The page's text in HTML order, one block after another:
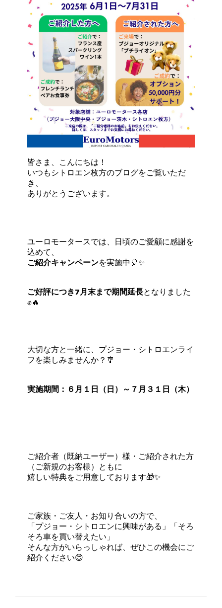
皆さま、こんにちは！
いつもシトロエン枚方のブログをご覧いただ
き、
ありがとうございます。
ユーロモータースでは、日頃のご愛顧に感謝を
込めて、
ご紹介キャンペーンを実施中🎈✨
ご好評につき7月末まで期間延長となりました
✊🔥
大切な方と一緒に、プジョー・シトロエンライ
フを楽しみませんか？🎐
実施期間：６月１日（日）～７月３１日（木）
ご紹介者（既納ユーザー）様・ご紹介された方
（ご新規のお客様）ともに
嬉しい特典をご用意しております🎁✨
ご家族・ご友人・お知り合いの方で、
「プジョー・シトロエンに興味がある」「そろ
そろ車を買い替えたい」
そんな方がいらっしゃれば、ぜひこの機会にご
紹介ください😊